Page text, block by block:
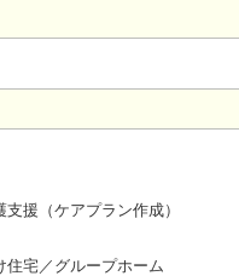
援（ケアプラン作成）
住宅／グループホーム